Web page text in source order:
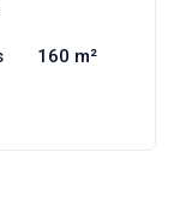
160 m²